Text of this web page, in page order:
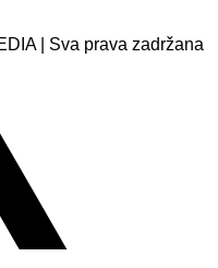
| Sva prava zadržana